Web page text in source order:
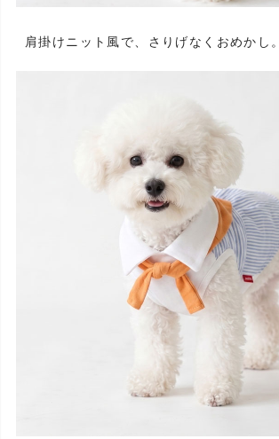
肩掛けニット風で、さりげなくおめかし。